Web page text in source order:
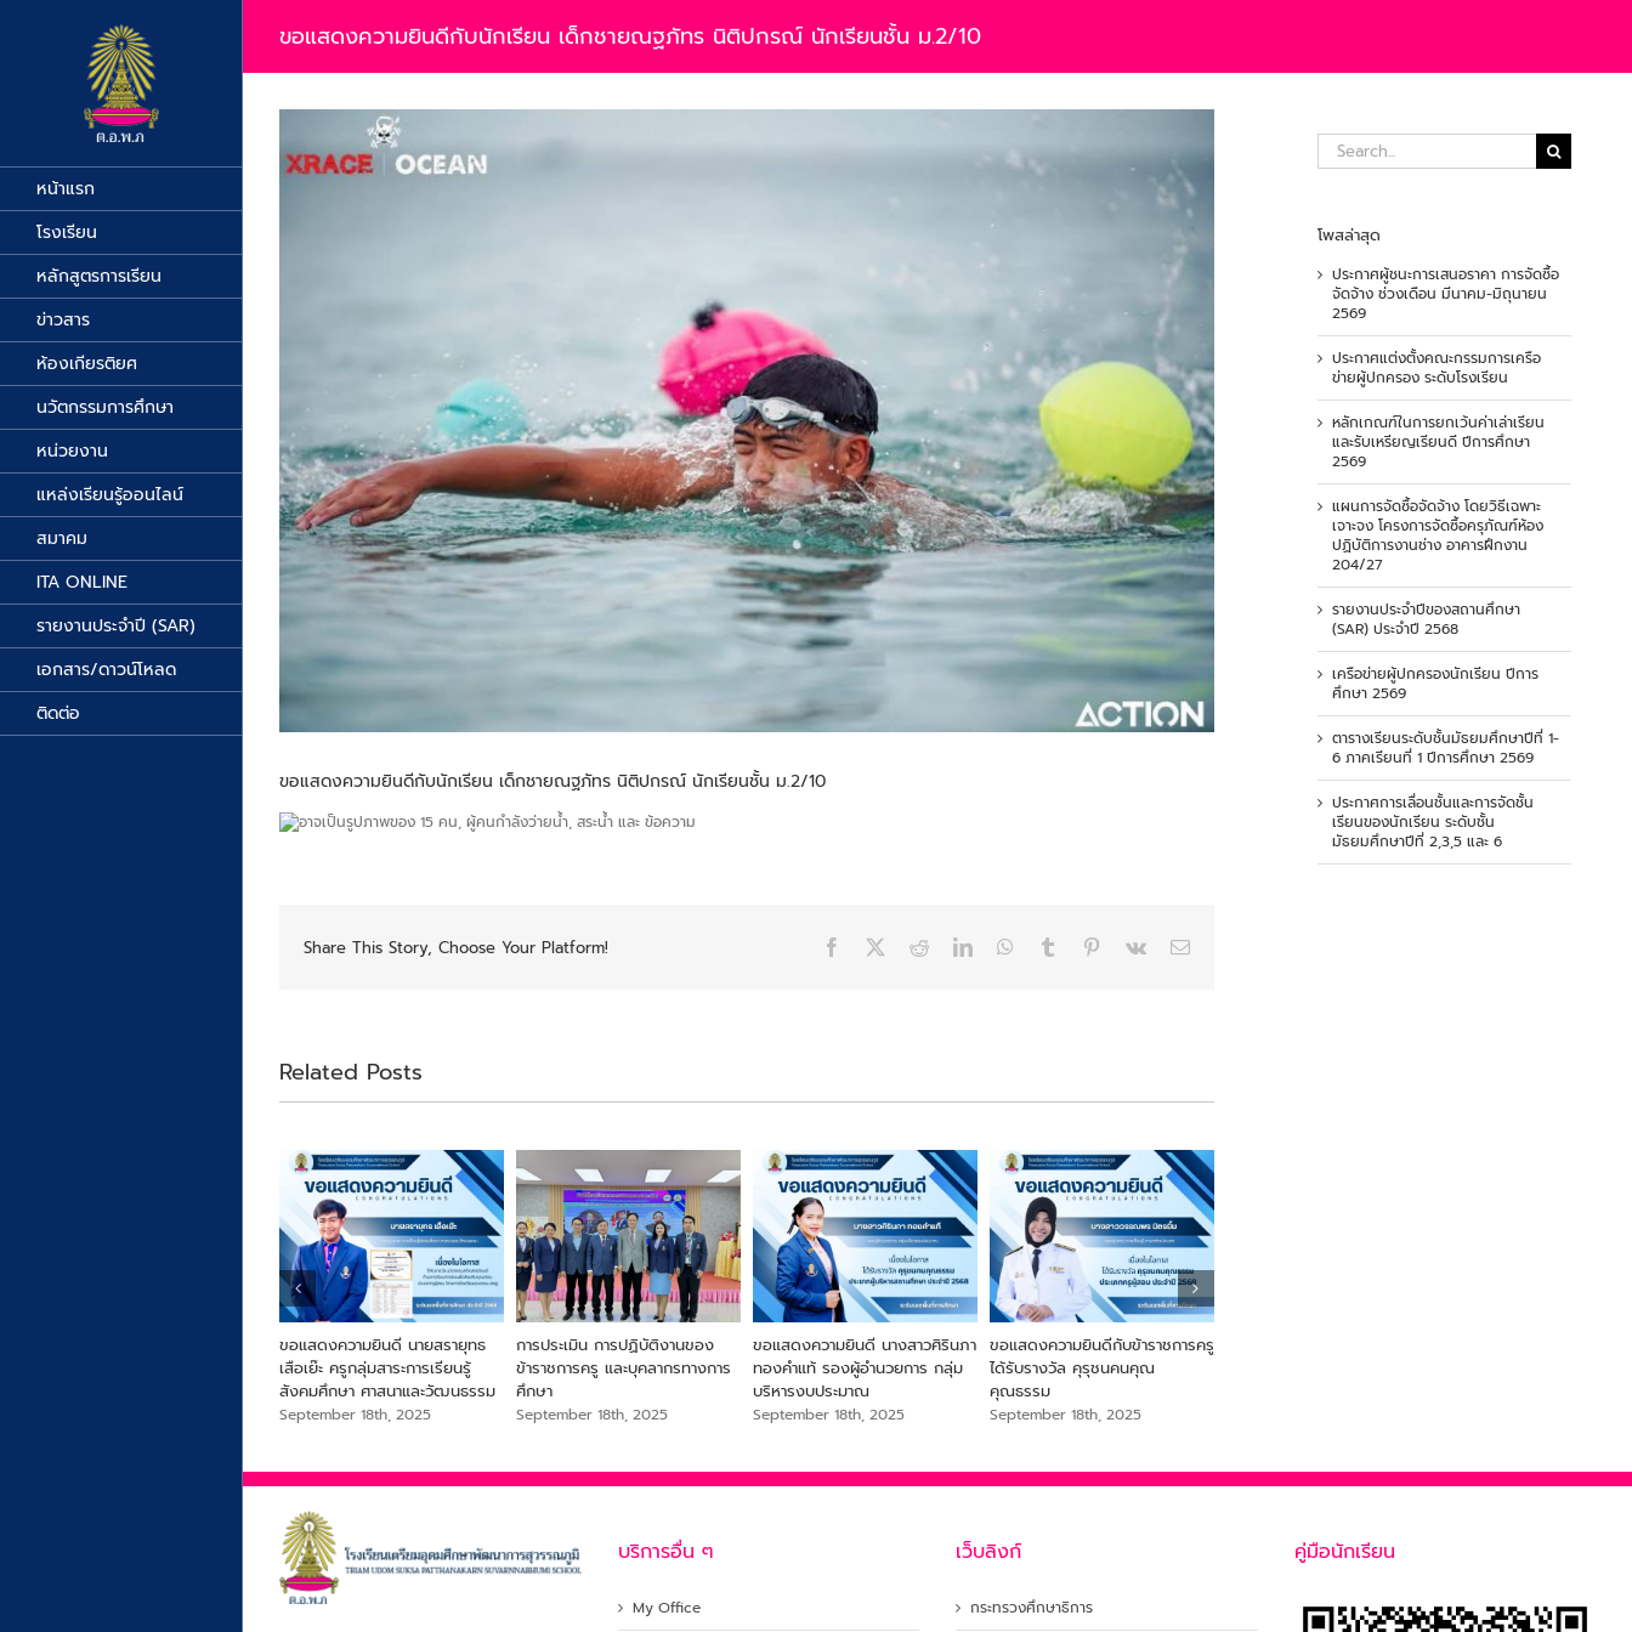
หน้าแรก
โรงเรียน
หลักสูตรการเรียน
ข่าวสาร
ห้องเกียรติยศ
นวัตกรรมการศึกษา
หน่วยงาน
แหล่งเรียนรู้ออนไลน์
สมาคม
ITA ONLINE
รายงานประจำปี (SAR)
เอกสาร/ดาวน์โหลด
ติดต่อ
ขอแสดงความยินดีกับนักเรียน เด็กชายณฐภัทร นิติปกรณ์ นักเรียนชั้น ม.2/10
Image
ขอแสดงความยินดีกับนักเรียน เด็กชายณฐภัทร นิติปกรณ์ นักเรียนชั้น ม.2/10
Share This Story, Choose Your Platform! Facebook RedditLinkedInWhatsApp
Tumblr Pinterest
Vk Email
Related Posts
ขอแสดงความยินดี นายสรายุทธ
เสือเย๊ะ ครูกลุ่มสาระการเรียนรู้
สังคมศึกษา ศาสนาและวัฒนธรรม
September 18th, 2025
การประเมิน การปฏิบัติงานของ
ข้าราชการครู และบุคลากรทางการ
ศึกษา
September 18th, 2025
ขอแสดงความยินดี นางสาวศิรินภา
ทองคำแท้ รองผู้อำนวยการ กลุ่ม
บริหารงบประมาณ
September 18th, 2025
ขอแสดงความยินดีกับข้าราชการครู
ได้รับรางวัล คุรุชนคนคุณ
คุณธรรม
September 18th, 2025
Search
for:
โพสล่าสุด
ประกาศผู้ชนะการเสนอราคา การจัดซื้อ
จัดจ้าง ช่วงเดือน มีนาคม-มิถุนายน
2569
ประกาศแต่งตั้งคณะกรรมการเครือ
ข่ายผู้ปกครอง ระดับโรงเรียน
หลักเกณฑ์ในการยกเว้นค่าเล่าเรียน
และรับเหรียญเรียนดี ปีการศึกษา
2569
แผนการจัดซื้อจัดจ้าง โดยวิธีเฉพาะ
เจาะจง โครงการจัดซื้อครุภัณฑ์ห้อง
ปฏิบัติการงานช่าง อาคารฝึกงาน
204/27
รายงานประจำปีของสถานศึกษา
(SAR) ประจำปี 2568
เครือข่ายผู้ปกครองนักเรียน ปีการ
ศึกษา 2569
ตารางเรียนระดับชั้นมัธยมศึกษาปีที่ 1-
6 ภาคเรียนที่ 1 ปีการศึกษา 2569
ประกาศการเลื่อนชั้นและการจัดชั้น
เรียนของนักเรียน ระดับชั้น
มัธยมศึกษาปีที่ 2,3,5 และ 6
บริการอื่น ๆ
My Office
เว็บลิงก์
กระทรวงศึกษาธิการ
คู่มือนักเรียน